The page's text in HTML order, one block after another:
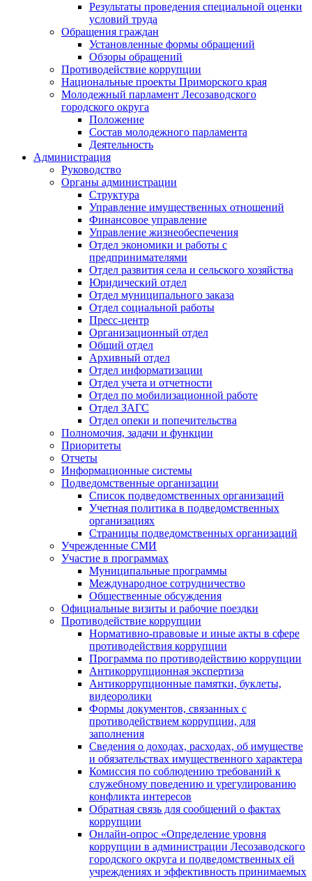
Результаты проведения специальной оценки
условий труда
Обращения граждан
Установленные формы обращений
Обзоры обращений
Противодействие коррупции
Национальные проекты Приморского края
Молодежный парламент Лесозаводского
городского округа
Положение
Состав молодежного парламента
Деятельность
Администрация
Руководство
Органы администрации
Структура
Управление имущественных отношений
Финансовое управление
Управление жизнеобеспечения
Отдел экономики и работы с
предпринимателями
Отдел развития села и сельского хозяйства
Юридический отдел
Отдел муниципального заказа
Отдел социальной работы
Пресс-центр
Организационный отдел
Общий отдел
Архивный отдел
Отдел информатизации
Отдел учета и отчетности
Отдел по мобилизационной работе
Отдел ЗАГС
Отдел опеки и попечительства
Полномочия, задачи и функции
Приоритеты
Отчеты
Информационные системы
Подведомственные организации
Список подведомственных организаций
Учетная политика в подведомственных
организациях
Страницы подведомственных организаций
Учрежденные СМИ
Участие в программах
Муниципальные программы
Международное сотрудничество
Общественные обсуждения
Официальные визиты и рабочие поездки
Противодействие коррупции
Нормативно-правовые и иные акты в сфере
противодействия коррупции
Программа по противодействию коррупции
Антикоррупционная экспертиза
Антикоррупционные памятки, буклеты,
видеоролики
Формы документов, связанных с
противодействием коррупции, для
заполнения
Сведения о доходах, расходах, об имуществе
и обязательствах имущественного характера
Комиссия по соблюдению требований к
служебному поведению и урегулированию
конфликта интересов
Обратная связь для сообщений о фактах
коррупции
Онлайн-опрос «Определение уровня
коррупции в администрации Лесозаводского
городского округа и подведомственных ей
учреждениях и эффективность принимаемых